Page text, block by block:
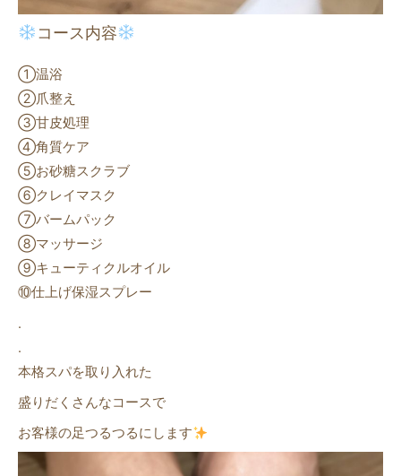
コース内容
①温浴
②爪整え
③甘皮処理
④角質ケア
⑤お砂糖スクラブ
⑥クレイマスク
⑦バームパック
⑧マッサージ
⑨キューティクルオイル
⑩仕上げ保湿スプレー
.
.
本格スパを取り入れた
盛りだくさんなコースで
お客様の足つるつるにします